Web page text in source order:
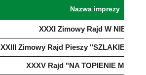
Nazwa imprezy
XXXI Zimowy Rajd W
XXIII Zimowy Rajd Pieszy "SZLAKIEM
XXXV Rajd "NA TOPIENIE